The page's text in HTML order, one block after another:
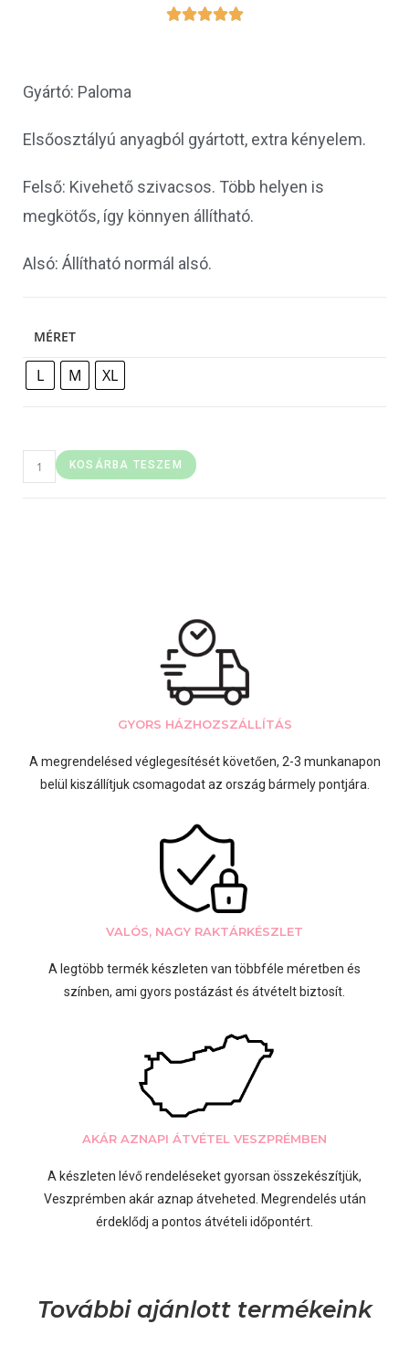

Gyártó: Paloma
Elsőosztályú anyagból gyártott, extra kényelem.
Felső: Kivehető szivacsos. Több helyen is
megkötős, így könnyen állítható.
Alsó: Állítható normál alsó.
MÉRET
L M XL
KOSÁRBA TESZEM
GYORS HÁZHOZSZÁLLÍTÁS
A megrendelésed véglegesítését követően, 2-3 munkanapon
belül kiszállítjuk csomagodat az ország bármely pontjára.
VALÓS, NAGY RAKTÁRKÉSZLET
A legtöbb termék készleten van többféle méretben és
színben, ami gyors postázást és átvételt biztosít.
AKÁR AZNAPI ÁTVÉTEL VESZPRÉMBEN
A készleten lévő rendeléseket gyorsan összekészítjük,
Veszprémben akár aznap átveheted. Megrendelés után
érdeklődj a pontos átvételi időpontért.
További ajánlott termékeink